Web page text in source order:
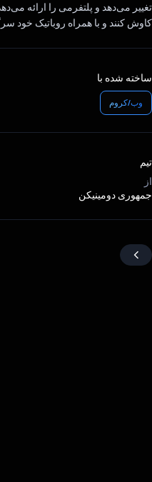
تغییر می‌دهد و پلتفرمی را ارائه
کاوش کنند و با همراه روباتیک خود
ساخته شده با
وب/کروم
تیم
از
جمهوری دومینیکن